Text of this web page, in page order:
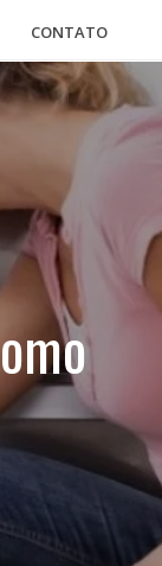
CONTATO